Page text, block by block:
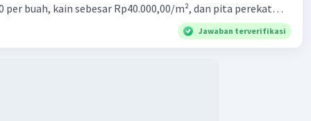
per buah, kain sebesar Rp40.000,00/m², dan pita perekat
tersebut dijual dengan harga Rp6.500,00 per buah. Tentukan
diperoleh Bu Ambar.
Jawaban terverifikasi